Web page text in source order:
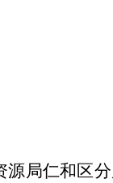
源局仁和区